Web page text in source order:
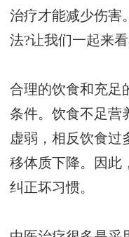
治疗才能减少伤害
法?让我们一起来看
合理的饮食和充足
条件。饮食不足营
虚弱，相反饮食过
移体质下降。因此
纠正坏习惯。